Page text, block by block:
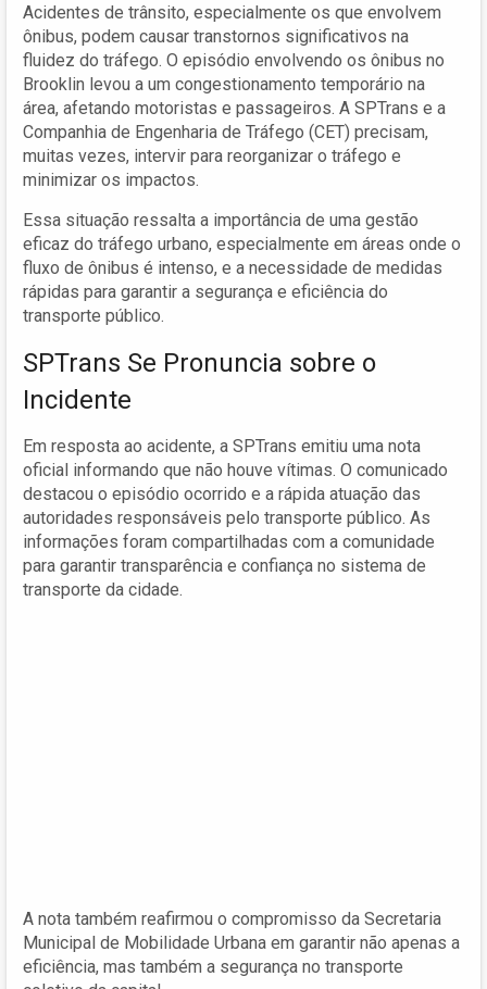
Acidentes de trânsito, especialmente os que envolvem
ônibus, podem causar transtornos significativos na
fluidez do tráfego. O episódio envolvendo os ônibus no
Brooklin levou a um congestionamento temporário na
área, afetando motoristas e passageiros. A SPTrans e a
Companhia de Engenharia de Tráfego (CET) precisam,
muitas vezes, intervir para reorganizar o tráfego e
minimizar os impactos.
Essa situação ressalta a importância de uma gestão
eficaz do tráfego urbano, especialmente em áreas onde o
fluxo de ônibus é intenso, e a necessidade de medidas
rápidas para garantir a segurança e eficiência do
transporte público.
SPTrans Se Pronuncia sobre o
Incidente
Em resposta ao acidente, a SPTrans emitiu uma nota
oficial informando que não houve vítimas. O comunicado
destacou o episódio ocorrido e a rápida atuação das
autoridades responsáveis pelo transporte público. As
informações foram compartilhadas com a comunidade
para garantir transparência e confiança no sistema de
transporte da cidade.
A nota também reafirmou o compromisso da Secretaria
Municipal de Mobilidade Urbana em garantir não apenas a
eficiência, mas também a segurança no transporte